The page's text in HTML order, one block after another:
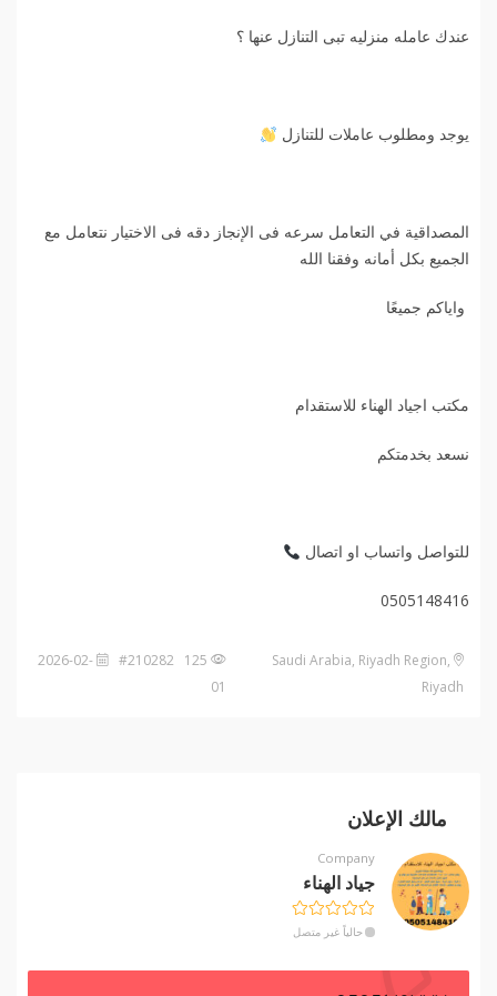
عندك عامله منزليه تبى التنازل عنها ؟
يوجد ومطلوب عاملات للتنازل
المصداقية في التعامل سرعه فى الإنجاز دقه فى الاختيار نتعامل مع
الجميع بكل أمانه وفقنا الله
واياكم جميعًا
مكتب اجياد الهناء للاستقدام
نسعد بخدمتكم
للتواصل واتساب او اتصال
0505148416
Saudi Arabia, Riyadh Region,
Riyadh
125 #210282
2026-02-
01
مالك الإعلان
Company
جياد الهناء
حالياً غير متصل